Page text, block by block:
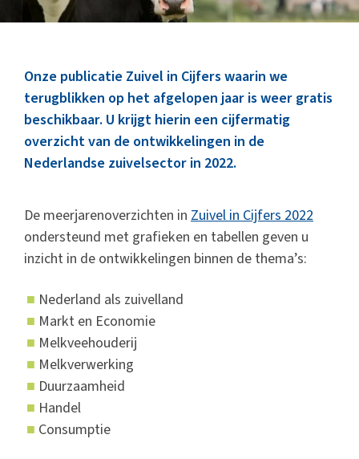
Onze publicatie Zuivel in Cijfers waarin we
terugblikken op het afgelopen jaar is weer gratis
beschikbaar. U krijgt hierin een cijfermatig
overzicht van de ontwikkelingen in de
Nederlandse zuivelsector in 2022.
De meerjarenoverzichten in Zuivel in Cijfers 2022
ondersteund met grafieken en tabellen geven u
inzicht in de ontwikkelingen binnen de thema’s:
Nederland als zuivelland
Markt en Economie
Melkveehouderij
Melkverwerking
Duurzaamheid
Handel
Consumptie